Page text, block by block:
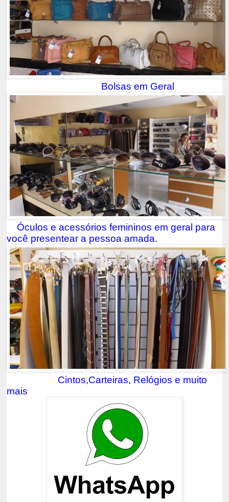
Bolsas em Geral
Óculos e acessórios femininos em geral para
você presentear a pessoa amada.
Cintos,Carteiras, Relógios e muito
mais